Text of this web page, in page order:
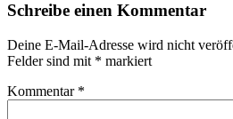
Schreibe einen Kommentar
Deine E-Mail-Adresse wird nicht
Felder sind mit * markiert
Kommentar *